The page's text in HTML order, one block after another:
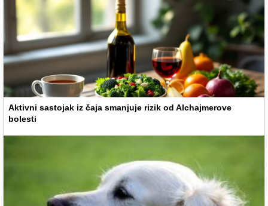
Aktivni sastojak iz čaja smanjuje rizik od Alchajmerove
bolesti